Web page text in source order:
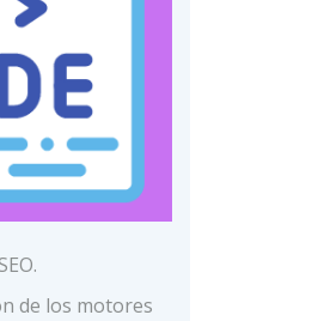
de los motores